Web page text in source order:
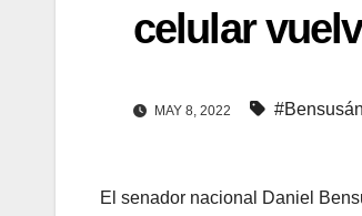
celular
MAY 8, 2022 #Bensusán
El senador nacional Daniel